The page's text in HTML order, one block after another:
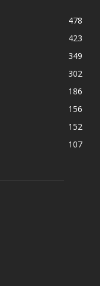
478
423
349
302
186
156
152
107